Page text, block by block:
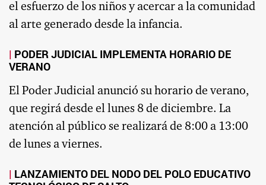
el esfuerzo de los niños y acercar a la comunidad
al arte generado desde la infancia.
PODER JUDICIAL IMPLEMENTA HORARIO DE
VERANO
El Poder Judicial anunció su horario de verano,
que regirá desde el lunes 8 de diciembre. La
atención al público se realizará de 8:00 a 13:00
de lunes a viernes.
LANZAMIENTO DEL NODO DEL POLO EDUCATIVO